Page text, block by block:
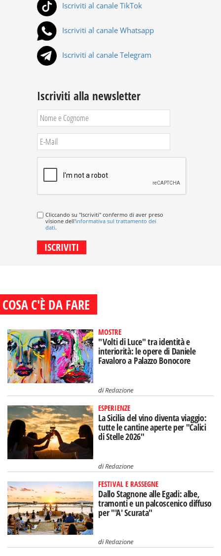
Iscriviti al canale TikTok
Iscriviti al canale Whatsapp
Iscriviti al canale Telegram
Iscriviti alla newsletter
Cliccando su "Iscriviti" confermo di aver preso
visione dell'informativa sul trattamento dei
dati.
COSA C'È DA FARE
MOSTRE
"Volti di Luce" tra identità e
interiorità: le opere di Daniele
Favaloro a Palazzo Bonocore
diRedazione
ESPERIENZE
La Sicilia del vino diventa viaggio:
tutte le cantine aperte per "Calici
di Stelle 2026"
diRedazione
FESTIVAL E RASSEGNE
Dallo Stagnone alle Egadi: albe,
tramonti e un palcoscenico diffuso
per "'A' Scurata"
diRedazione